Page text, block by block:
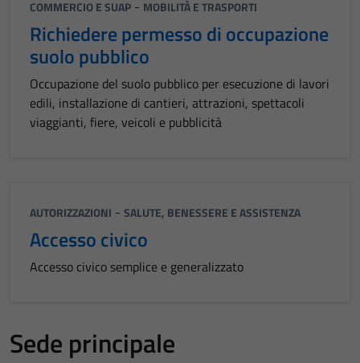
COMMERCIO E SUAP - MOBILITÀ E TRASPORTI
Richiedere permesso di occupazione
suolo pubblico
Occupazione del suolo pubblico per esecuzione di lavori
edili, installazione di cantieri, attrazioni, spettacoli
viaggianti, fiere, veicoli e pubblicità
AUTORIZZAZIONI - SALUTE, BENESSERE E ASSISTENZA
Accesso civico
Accesso civico semplice e generalizzato
Sede principale